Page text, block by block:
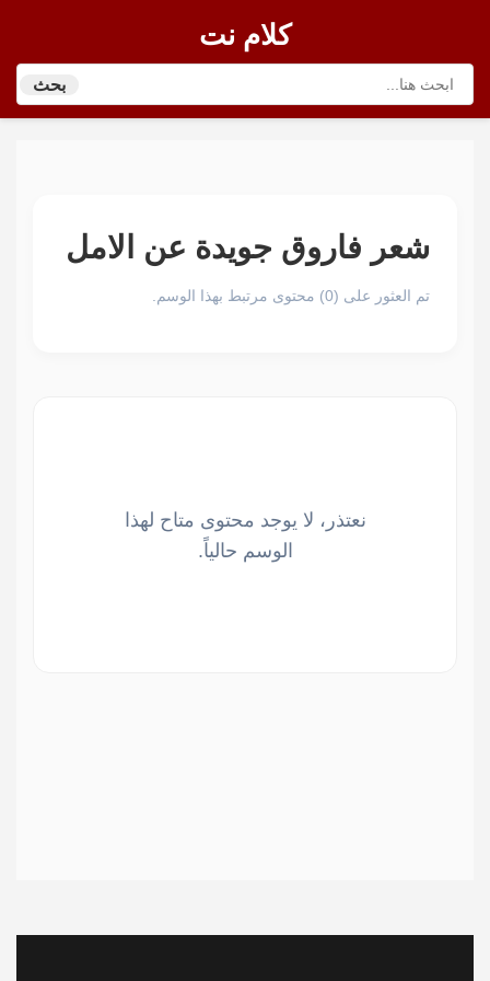
كلام نت
بحث
شعر فاروق جويدة عن الامل
تم العثور على (0) محتوى مرتبط بهذا الوسم.
نعتذر، لا يوجد محتوى متاح لهذا
الوسم حالياً.